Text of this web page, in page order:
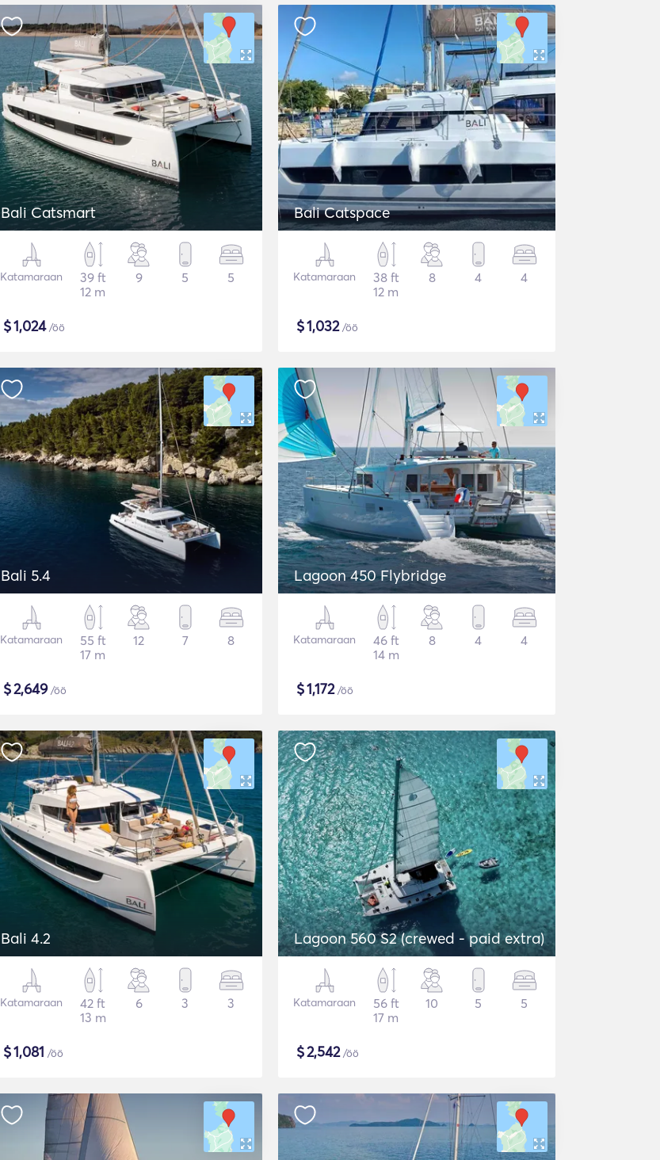
Bali Catsmart
Katamaraan
39 ft
12 m
9 5 5
$1,024/öö
Bali Catspace
Katamaraan
38 ft
12 m
8 4 4
$1,032/öö
Bali 5.4
Katamaraan
55 ft
17 m
12 7 8
$2,649/öö
Lagoon 450 Flybridge
Katamaraan
46 ft
14 m
8 4 4
$1,172/öö
Bali 4.2
Katamaraan
42 ft
13 m
6 3 3
$1,081 /öö
Lagoon 560 S2 (crewed - paid extra)
Katamaraan
56 ft
17 m
10 5 5
$2,542/öö